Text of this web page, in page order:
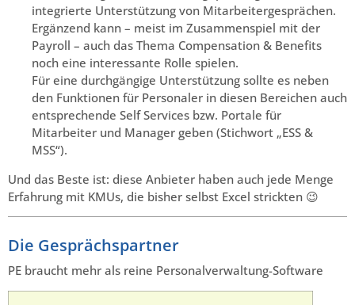
integrierte Unterstützung von Mitarbeitergesprächen.
Ergänzend kann – meist im Zusammenspiel mit der
Payroll – auch das Thema Compensation & Benefits
noch eine interessante Rolle spielen.
Für eine durchgängige Unterstützung sollte es neben
den Funktionen für Personaler in diesen Bereichen auch
entsprechende Self Services bzw. Portale für
Mitarbeiter und Manager geben (Stichwort „ESS &
MSS“).
Und das Beste ist: diese Anbieter haben auch jede Menge
Erfahrung mit KMUs, die bisher selbst Excel strickten 😉
Die Gesprächspartner
PE braucht mehr als reine Personalverwaltung-Software